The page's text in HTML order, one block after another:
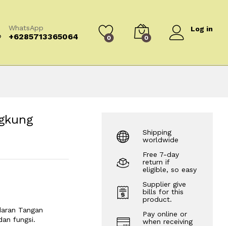
WhatsApp
+6285713365064 0 0
Log in
Tangan
fungsi.
Shipping
worldwide
Free 7-day
return if
eligible, so easy
Supplier give
bills for this
product.
Pay online or
when receiving